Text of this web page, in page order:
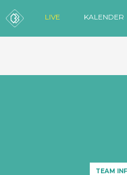
LIVE KALENDER
TEAM